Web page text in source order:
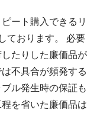
ート購入できるリ
ております。 必要
たりした廉価品が
不具合が頻発する
ル発生時の保証も
を省いた廉価品は